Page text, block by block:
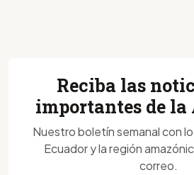
Reciba las
importantes de
Nuestro boletín semanal con
Ecuador y la región
correo.